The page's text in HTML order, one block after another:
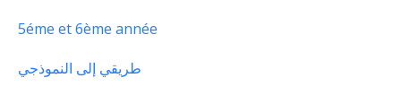
5éme et 6ème année